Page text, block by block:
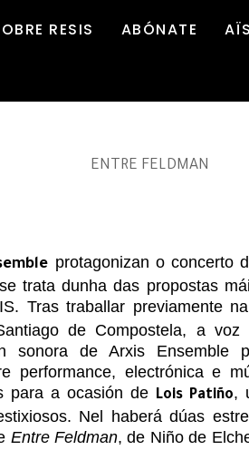
RESIS ABÓNATE AÏS
protagonizan o concerto
trata dunha das propostas
Tras traballar previamente
de Compostela, a voz
sonora de Arxis Ensemble
performance, electrónica e
para a ocasión de Lois Patiño,
Nel haberá dúas
Entre Feldman, de Niño de